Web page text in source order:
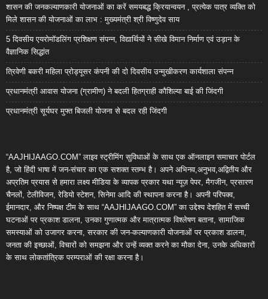
शासन की जनकल्याणकारी योजनाओं का करें समयबद्ध क्रियान्वयन , प्रत्येक पात्र व्यक्ति को
मिले शासन की योजनाओं का लाभ : मुख्यमंत्री श्री विष्णुदेव साय
5 दिवसीय एयरोमॉडलिंग प्रशिक्षण संपन्न, विद्यार्थियों ने सीखे विमान निर्माण एवं उड़ान के
वैज्ञानिक सिद्धांत
त्रिवेणी बकरी महिला प्रोड्यूसर कंपनी की दो दिवसीय उन्मुखीकरण कार्यशाला संपन्न
प्रधानमंत्री आवास योजना (ग्रामीण) ने बदली हितग्राही कौशिल्या बाई की जिंदगी
प्रधानमंत्री सूर्यघर मुफ्त बिजली योजना से बदल रही जिंदगी
“AAJHIJAAGO.COM” लाइव स्ट्रीमिंग सुविधाओं के साथ एक ऑनलाइन समाचार पोर्टल
है, जो हिंदी भाषा में जन-संचार का एक सशक्त स्तम्भ है। अपने अभिनव,अनुभव,अद्वितीय और
अप्रतिम प्रयास से हमारा लक्ष्य मीडिया के व्यापक प्रकार यथा न्यूज़ पेपर, मैगजीन, प्रसारण
चैनलों, टेलीविजन, रेडियो स्टेशन, सिनेमा आदि की स्थापना करना है। अपनी परिपक्व,
ईमानदार, और निष्पक्ष टीम के साथ “AAJHIJAAGO.COM” का उद्देश्य देशहित में सच्ची
घटनाओं पर प्रकाश डालना, उनका गुणात्मक और मात्रात्मक विश्लेषण बताना, सामाजिक
समस्याओं को उजागर करना, सरकार की जन-कल्याणकारी योजनाओं पर प्रकाश डालना,
जनता की इच्छाओं, विचारों को समझना और उन्हें व्यक्त करने का मौका देना, उनके अधिकारों
के साथ लोकतांत्रिक परम्पराओं की रक्षा करना है।